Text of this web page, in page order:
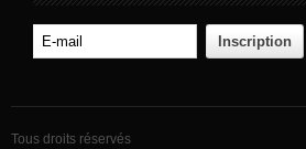
Tous droits réservés